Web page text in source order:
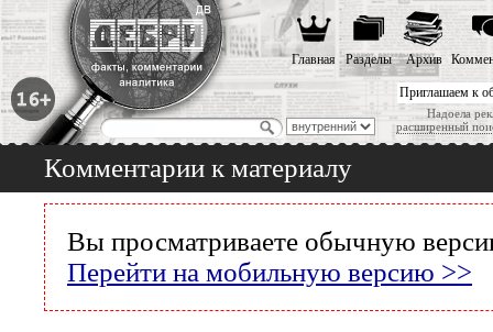
Приглашаем к
Надоела
расширенный
Главная Разделы Архив
Комментарии к материалу
Вы просматриваете обычную
Перейти на мобильную версию >>